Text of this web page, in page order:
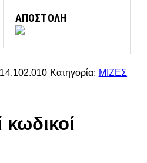
ΑΠΟΣΤΟΛΗ
Κατηγορία: ΜΙΖΕΣ
κωδικοί